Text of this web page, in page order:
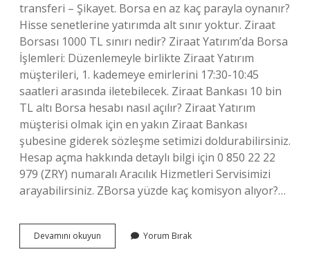
transferi – Şikayet. Borsa en az kaç parayla oynanır?
Hisse senetlerine yatırımda alt sınır yoktur. Ziraat
Borsası 1000 TL sınırı nedir? Ziraat Yatırım’da Borsa
İşlemleri: Düzenlemeyle birlikte Ziraat Yatırım
müşterileri, 1. kademeye emirlerini 17:30-10:45
saatleri arasında iletebilecek. Ziraat Bankası 10 bin
TL altı Borsa hesabı nasıl açılır? Ziraat Yatırım
müşterisi olmak için en yakın Ziraat Bankası
şubesine giderek sözleşme setimizi doldurabilirsiniz.
Hesap açma hakkında detaylı bilgi için 0 850 22 22
979 (ZRY) numaralı Aracılık Hizmetleri Servisimizi
arayabilirsiniz. ZBorsa yüzde kaç komisyon alıyor?…
Devamını okuyun
Hesabına
Yorum Bırak